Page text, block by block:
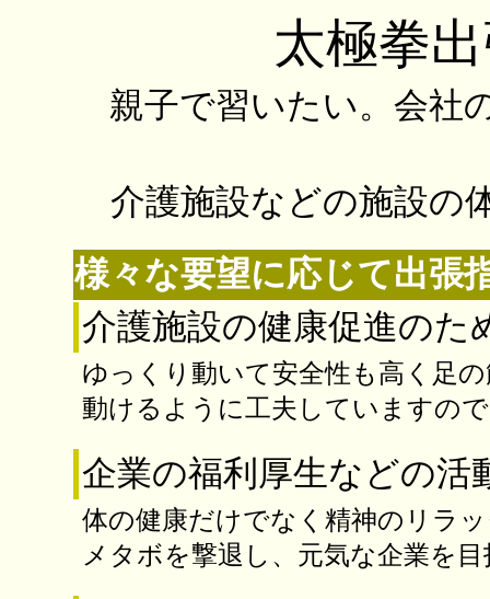
太極拳
親子で習いたい。会社
介護施設などの施設の
様々な要望に応じて出張
介護施設の健康促進のた
ゆっくり動いて安全性も高く足
動けるように工夫していますの
企業の福利厚生などの活
体の健康だけでなく精神のリラ
メタボを撃退し、元気な企業を